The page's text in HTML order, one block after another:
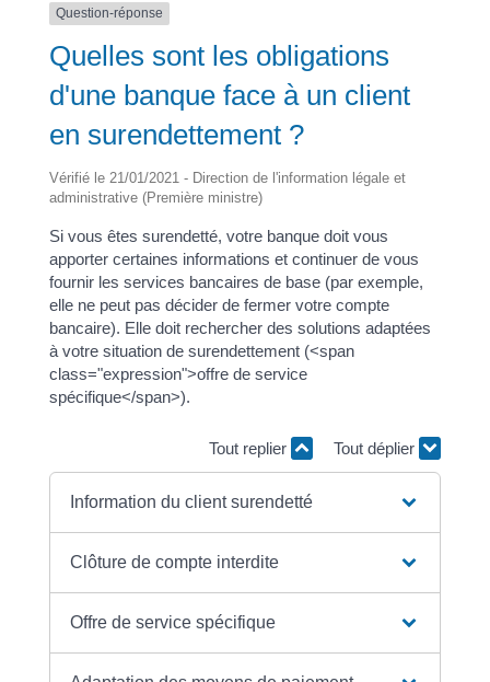
Question-réponse
Quelles sont les obligations
d'une banque face à un client
en surendettement ?
Vérifié le 21/01/2021 - Direction de l'information légale et
administrative (Première ministre)
Si vous êtes surendetté, votre banque doit vous
apporter certaines informations et continuer de vous
fournir les services bancaires de base (par exemple,
elle ne peut pas décider de fermer votre compte
bancaire). Elle doit rechercher des solutions adaptées
à votre situation de surendettement (<span
class="expression">offre de service
spécifique</span>).
Tout replier Tout déplier
Information du client surendetté
Clôture de compte interdite
Offre de service spécifique